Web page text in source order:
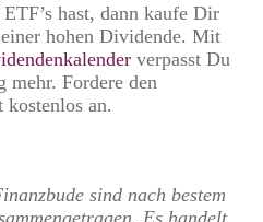
hast, dann kaufe Dir
hohen Dividende. Mit
verpasst Du
mehr. Fordere den
an.
sind nach bestem
Es handelt